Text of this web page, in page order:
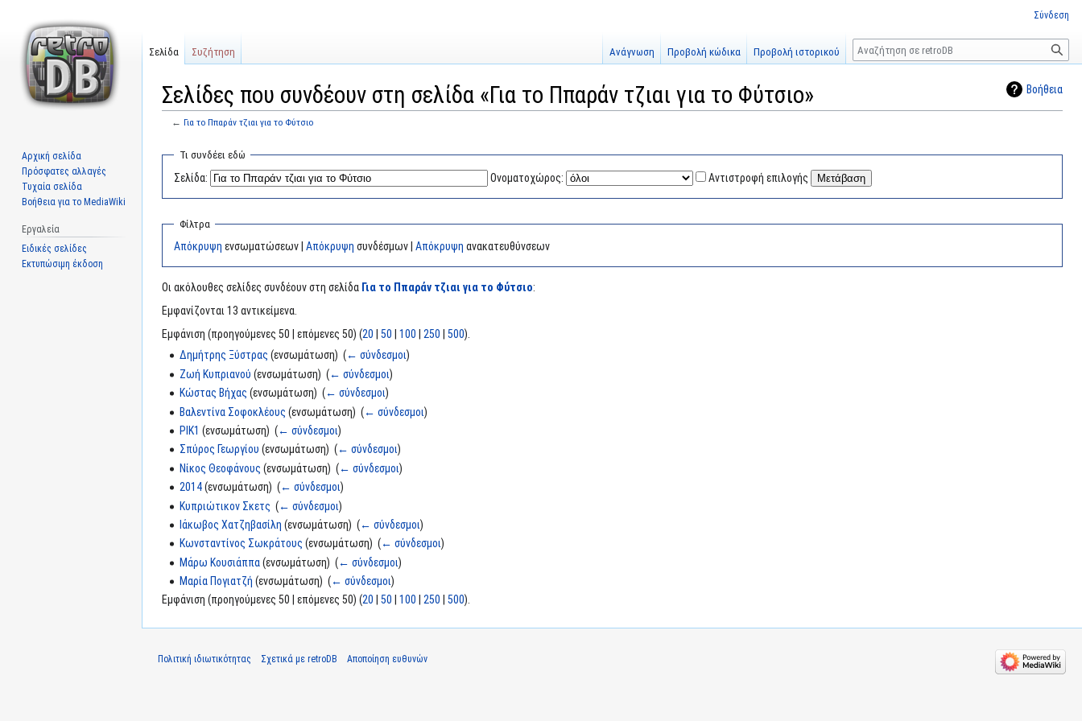
Βοήθεια
Σελίδες που συνδέουν στη σελίδα «Για το Ππαράν τζιαι για το Φύτσιο»
← Για το Ππαράν τζιαι για το Φύτσιο
Μετάβαση
πλοήγηση
Πήδηση
αναζήτηση
Τι συνδέει εδώ
Σελίδα: Ονοματοχώρος: Αντιστροφή επιλογής
Φίλτρα
Απόκρυψη ενσωματώσεων | Απόκρυψη συνδέσμων | Απόκρυψη ανακατευθύνσεων
Οι ακόλουθες σελίδες συνδέουν στη σελίδα Για το Ππαράν τζιαι για το Φύτσιο:
Εμφανίζονται 13 αντικείμενα.
Εμφάνιση (προηγούμενες 50 | επόμενες 50) (20 50 100 250 500).
Δημήτρης Ξύστρας (ενσωμάτωση) ‎(← σύνδεσμοι)
Ζωή Κυπριανού (ενσωμάτωση) ‎(← σύνδεσμοι)
Κώστας Βήχας (ενσωμάτωση) ‎(← σύνδεσμοι)
Βαλεντίνα Σοφοκλέους (ενσωμάτωση) ‎(← σύνδεσμοι)
ΡΙΚ1 (ενσωμάτωση) ‎(← σύνδεσμοι)
Σπύρος Γεωργίου (ενσωμάτωση) ‎(← σύνδεσμοι)
Νίκος Θεοφάνους (ενσωμάτωση) ‎(← σύνδεσμοι)
2014(ενσωμάτωση) ‎(← σύνδεσμοι)
Κυπριώτικον Σκετς ‎(← σύνδεσμοι)
Ιάκωβος Χατζηβασίλη (ενσωμάτωση) ‎(← σύνδεσμοι)
Κωνσταντίνος Σωκράτους (ενσωμάτωση) ‎(← σύνδεσμοι)
Μάρω Κουσιάππα(ενσωμάτωση) ‎(← σύνδεσμοι)
Μαρία Πογιατζή (ενσωμάτωση) ‎(← σύνδεσμοι)
Εμφάνιση (προηγούμενες 50 | επόμενες 50) (20 50 100 250 500).
Σύνδεση
Σελίδα Συζήτηση Ανάγνωση Προβολή κώδικα Προβολή ιστορικού
Αναζήτηση
Αρχική σελίδα
Πρόσφατες αλλαγές
Τυχαία σελίδα
Βοήθεια για το MediaWiki
Εργαλεία
Ειδικές σελίδες
Εκτυπώσιμη έκδοση
Πολιτική ιδιωτικότητας Σχετικά με retroDB Αποποίηση ευθυνών